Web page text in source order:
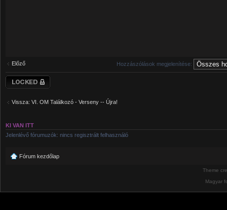
Előző Hozzászólások megjelenítése:
Téma lezárva
Vissza: VI. OM Találkozó - Verseny -- Újra!
KI VAN ITT
Jelenlévő fórumuzók: nincs regisztrált felhasználó
Fórum kezdőlap
Theme
Magyar